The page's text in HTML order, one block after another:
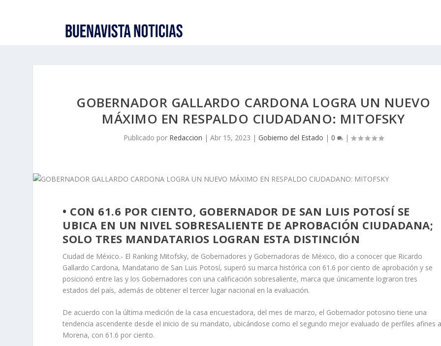
GOBERNADOR GALLARDO CARDONA LOGRA UN NUEVO
MÁXIMO EN RESPALDO CIUDADANO: MITOFSKY
Publicado por Redaccion | Abr 15, 2023 | Gobierno del Estado | 0 |
• CON 61.6 POR CIENTO, GOBERNADOR DE SAN LUIS POTOSÍ SE
UBICA EN UN NIVEL SOBRESALIENTE DE APROBACIÓN CIUDADANA;
SOLO TRES MANDATARIOS LOGRAN ESTA DISTINCIÓN
Ciudad de México.- El Ranking Mitofsky, de Gobernadores y Gobernadoras de México, dio a conocer que Ricardo
Gallardo Cardona, Mandatario de San Luis Potosí, superó su marca histórica con 61.6 por ciento de aprobación y se
posicionó entre las y los Gobernadores con una calificación sobresaliente, marca que únicamente lograron tres
estados del país, además de obtener el tercer lugar nacional en la evaluación.
De acuerdo con la última medición de la casa encuestadora, del mes de marzo, el Gobernador potosino tiene una
tendencia ascendente desde el inicio de su mandato, ubicándose como el segundo mejor evaluado de perfiles afines
Morena, con 61.6 por ciento.